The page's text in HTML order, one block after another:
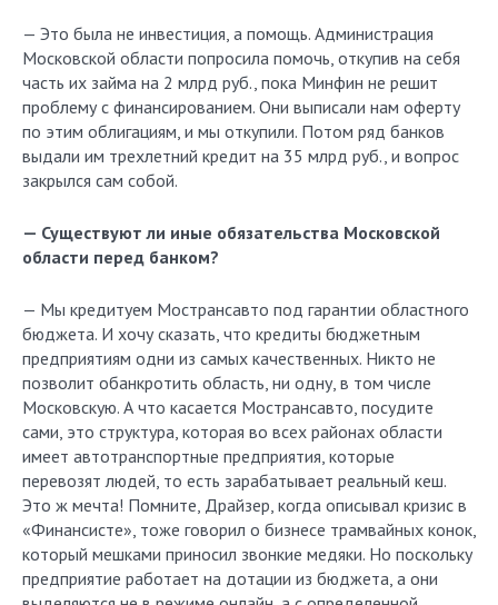
— Это была не инвестиция, а помощь. Администрация
Московской области попросила помочь, откупив на себя
часть их займа на 2 млрд руб., пока Минфин не решит
проблему с финансированием. Они выписали нам оферту
по этим облигациям, и мы откупили. Потом ряд банков
выдали им трехлетний кредит на 35 млрд руб., и вопрос
закрылся сам собой.
— Существуют ли иные обязательства Московской
области перед банком?
— Мы кредитуем Мострансавто под гарантии областного
бюджета. И хочу сказать, что кредиты бюджетным
предприятиям одни из самых качественных. Никто не
позволит обанкротить область, ни одну, в том числе
Московскую. А что касается Мострансавто, посудите
сами, это структура, которая во всех районах области
имеет автотранспортные предприятия, которые
перевозят людей, то есть зарабатывает реальный кеш.
Это ж мечта! Помните, Драйзер, когда описывал кризис в
«Финансисте», тоже говорил о бизнесе трамвайных конок,
который мешками приносил звонкие медяки. Но поскольку
предприятие работает на дотации из бюджета, а они